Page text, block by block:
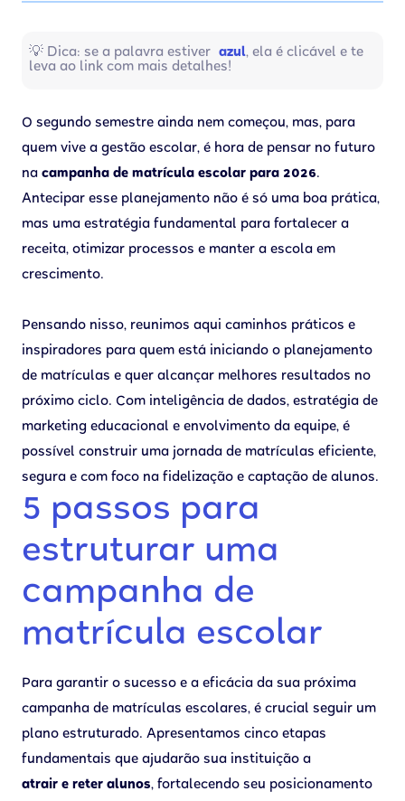
💡 Dica: se a palavra estiver azul, ela é clicável e te
leva ao link com mais detalhes!
O segundo semestre ainda nem começou, mas, para
quem vive a gestão escolar, é hora de pensar no futuro
na campanha de matrícula escolar para 2026.
Antecipar esse planejamento não é só uma boa prática,
mas uma estratégia fundamental para fortalecer a
receita, otimizar processos e manter a escola em
crescimento.
Pensando nisso, reunimos aqui caminhos práticos e
inspiradores para quem está iniciando o planejamento
de matrículas e quer alcançar melhores resultados no
próximo ciclo. Com inteligência de dados, estratégia de
marketing educacional e envolvimento da equipe, é
possível construir uma jornada de matrículas eficiente,
segura e com foco na fidelização e captação de alunos.
5 passos para
estruturar uma
campanha de
matrícula escolar
Para garantir o sucesso e a eficácia da sua próxima
campanha de matrículas escolares, é crucial seguir um
plano estruturado. Apresentamos cinco etapas
fundamentais que ajudarão sua instituição a
atrair e reter alunos, fortalecendo seu posicionamento